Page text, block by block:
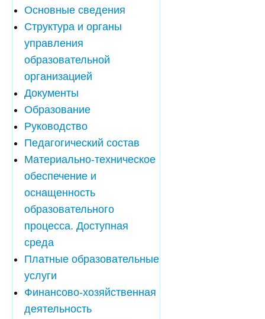
Основные сведения
Структура и органы
управления
образовательной
организацией
Документы
Образование
Руководство
Педагогический состав
Материально-техническое
обеспечение и
оснащенность
образовательного
процесса. Доступная
среда
Платные образовательные
услуги
Финансово-хозяйственная
деятельность